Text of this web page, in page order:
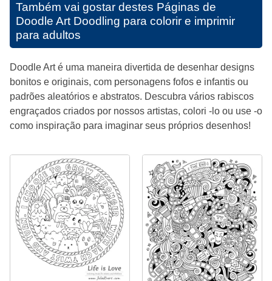
Também vai gostar destes Páginas de
Doodle Art Doodling para colorir e imprimir
para adultos
Doodle Art é uma maneira divertida de desenhar designs
bonitos e originais, com personagens fofos e infantis ou
padrões aleatórios e abstratos. Descubra vários rabiscos
engraçados criados por nossos artistas, colori -lo ou use -o
como inspiração para imaginar seus próprios desenhos!